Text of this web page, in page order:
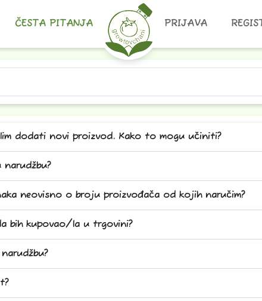
ČESTA PITANJA PRIJAVA
dodati novi proizvod. Kako to mogu učiniti?
neovisno o broju proizvođača od kojih naručim?
bih kupovao/la u trgovini?